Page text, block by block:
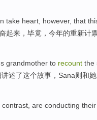
take heart , however, that
起来 ，毕竟， 今年的重新计
grandmother to recount the
述了这个故事，Sana则和她
contrast , are conducting their